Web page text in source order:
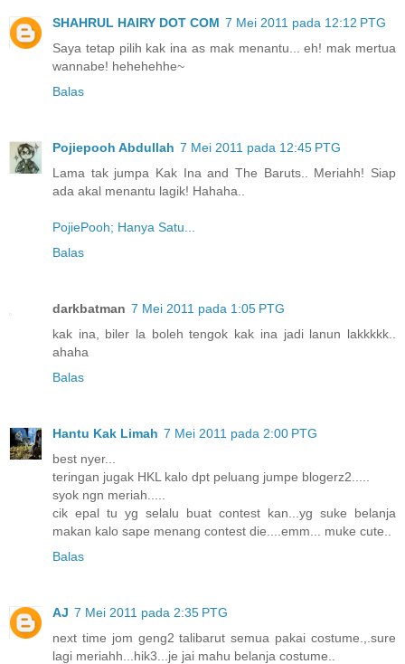
SHAHRUL HAIRY DOT COM 7 Mei 2011 pada 12:12 PTG
Saya tetap pilih kak ina as mak menantu... eh! mak mertua
wannabe! hehehehhe~
Balas
Pojiepooh Abdullah 7 Mei 2011 pada 12:45 PTG
Lama tak jumpa Kak Ina and The Baruts.. Meriahh! Siap
ada akal menantu lagik! Hahaha..
PojiePooh; Hanya Satu...
Balas
darkbatman 7 Mei 2011 pada 1:05 PTG
kak ina, biler la boleh tengok kak ina jadi lanun lakkkkk..
ahaha
Balas
Hantu Kak Limah 7 Mei 2011 pada 2:00 PTG
best nyer...
teringan jugak HKL kalo dpt peluang jumpe blogerz2.....
syok ngn meriah.....
cik epal tu yg selalu buat contest kan...yg suke belanja
makan kalo sape menang contest die....emm... muke cute..
Balas
AJ 7 Mei 2011 pada 2:35 PTG
next time jom geng2 talibarut semua pakai costume.,.sure
lagi meriahh...hik3...je jai mahu belanja costume..